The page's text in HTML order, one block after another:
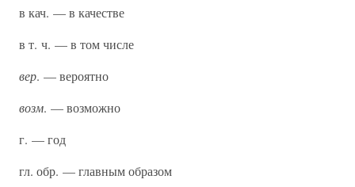
в кач. — в качестве
в т. ч. — в том числе
вер. — вероятно
возм. — возможно
г. — год
гл. обр. — главным образом